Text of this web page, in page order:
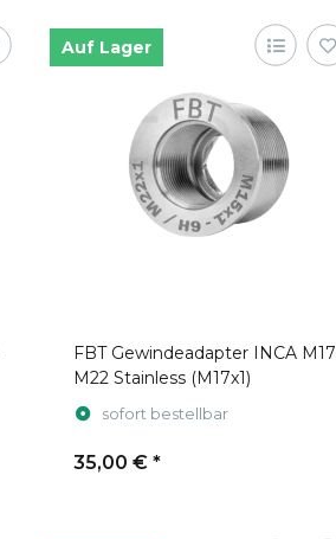
Auf Lager
FBT Gewindeadapter INCA M17
M22 Stainless (M17x1)
sofort bestellbar
35,00 € *